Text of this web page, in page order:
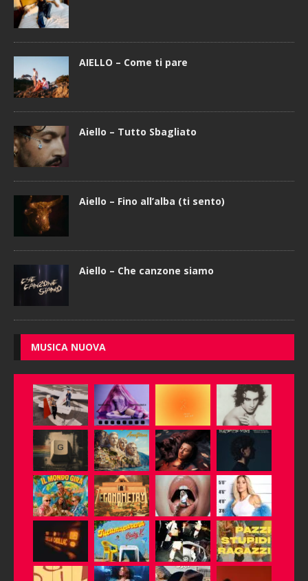
AIELLO – Come ti pare
Aiello – Tutto Sbagliato
Aiello – Fino all’alba (ti sento)
Aiello – Che canzone siamo
MUSICA NUOVA